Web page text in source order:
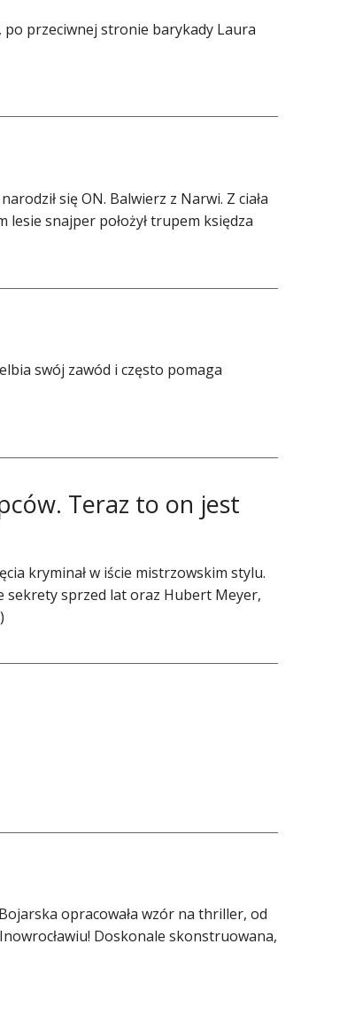
przeciwnej stronie barykady Laura
się ON.​ Balwierz z Narwi. Z ciała
snajper położył trupem księdza
swój zawód i często pomaga
Teraz to on jest
kryminał w iście mistrzowskim stylu.
sekrety sprzed lat oraz Hubert Meyer,
opracowała wzór na thriller, od
Doskonale skonstruowana,